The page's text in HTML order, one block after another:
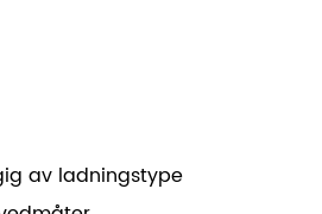
av ladningstype